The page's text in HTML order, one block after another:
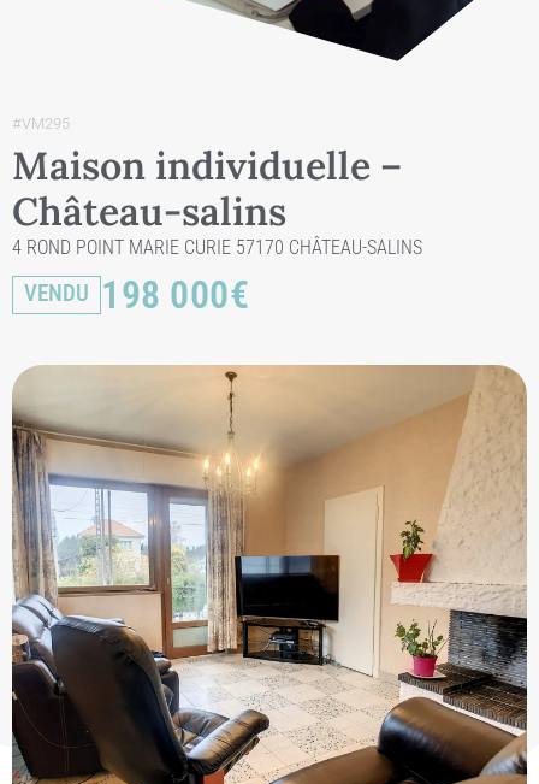
#VM295
Maison individuelle –
Château-salins
4 ROND POINT MARIE CURIE 57170 CHÂTEAU-SALINS
VENDU 198 000€